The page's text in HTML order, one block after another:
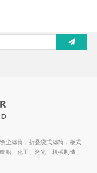
尘滤筒，折叠袋式滤筒，板式
船、化工、激光、机械制造、